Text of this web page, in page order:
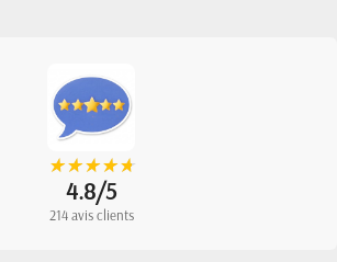
★
★★
★★
★★
★★
★
4.8/5
214 avis clients